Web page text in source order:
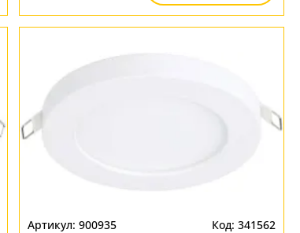
900935 341562